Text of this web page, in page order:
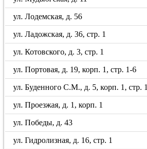
ул. Лодемская, д. 56
ул. Ладожская, д. 36, стр. 1
ул. Котовского, д. 3, стр. 1
ул. Портовая, д. 19, корп. 1, стр. 1-6
ул. Буденного С.М., д. 5, корп. 1, стр. 1
ул. Проезжая, д. 1, корп. 1
ул. Победы, д. 43
ул. Гидролизная, д. 16, стр. 1